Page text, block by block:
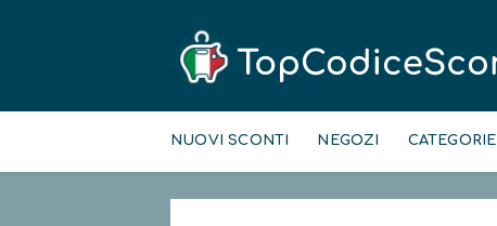
to
NUOVI SCONTI NEGOZI CATEGORIE